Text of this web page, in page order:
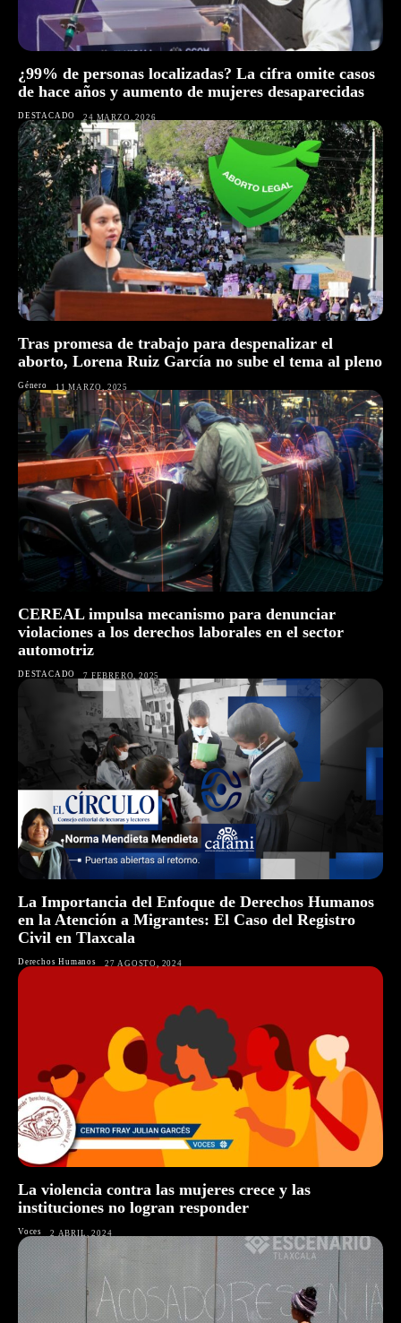
¿99% de personas localizadas? La cifra omite casos
de hace años y aumento de mujeres desaparecidas
DESTACADO 24 MARZO, 2026
Tras promesa de trabajo para despenalizar el
aborto, Lorena Ruiz García no sube el tema al pleno
Género 11 MARZO, 2025
CEREAL impulsa mecanismo para denunciar
violaciones a los derechos laborales en el sector
automotriz
DESTACADO 7 FEBRERO, 2025
La Importancia del Enfoque de Derechos Humanos
en la Atención a Migrantes: El Caso del Registro
Civil en Tlaxcala
Derechos Humanos 27 AGOSTO, 2024
La violencia contra las mujeres crece y las
instituciones no logran responder
Voces 2 ABRIL, 2024